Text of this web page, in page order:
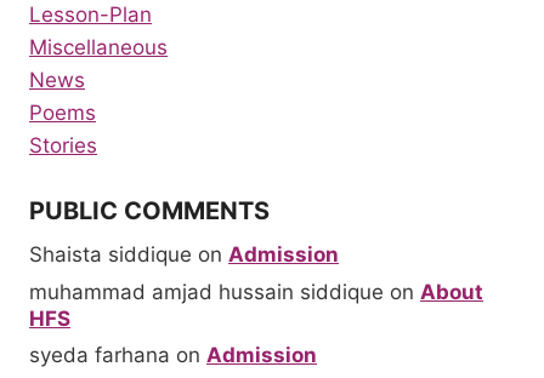
Lesson-Plan
Miscellaneous
News
Poems
Stories
PUBLIC COMMENTS
Shaista siddique on Admission
muhammad amjad hussain siddique on About
HFS
syeda farhana on Admission